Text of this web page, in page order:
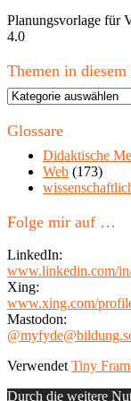
Planungsvorlage für
4.0
Themen in
Themen
diesem
Glossare
Didaktische
Web (173)
Folge mir auf …
LinkedIn:
www.linkedin.com/
Xing:
www.xing.com/
Mastodon:
Footer
Inhalt
Verwendet Tiny
Durch die weitere